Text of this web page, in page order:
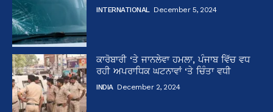
INTERNATIONAL December 5, 2024
ਕਾਰੋਬਾਰੀ ‘ਤੇ ਜਾਨਲੇਵਾ ਹਮਲਾ, ਪੰਜਾਬ ਵਿੱਚ ਵਧ
ਰਹੀ ਅਪਰਾਧਿਕ ਘਟਨਾਵਾਂ ‘ਤੇ ਚਿੰਤਾ ਵਧੀ
INDIA December 2, 2024